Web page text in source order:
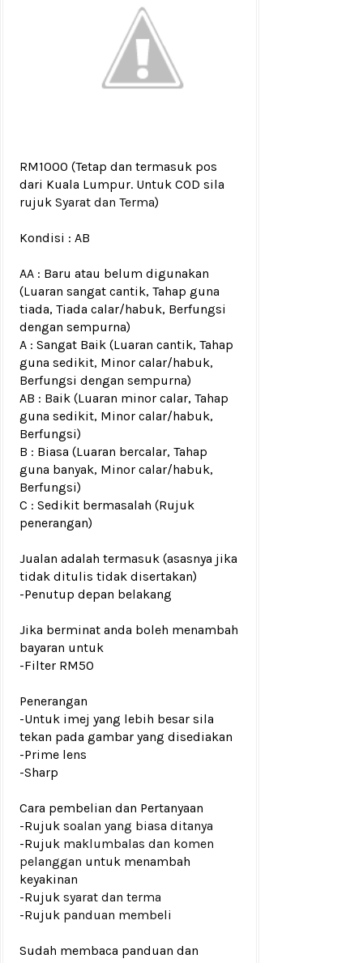
RM1000 (Tetap dan termasuk pos
dari Kuala Lumpur. Untuk COD sila
rujuk Syarat dan Terma)
Kondisi : AB
AA : Baru atau belum digunakan
(Luaran sangat cantik, Tahap guna
tiada, Tiada calar/habuk, Berfungsi
dengan sempurna)
A : Sangat Baik (Luaran cantik, Tahap
guna sedikit, Minor calar/habuk,
Berfungsi dengan sempurna)
AB : Baik (Luaran minor calar, Tahap
guna sedikit, Minor calar/habuk,
Berfungsi)
B : Biasa (Luaran bercalar, Tahap
guna banyak, Minor calar/habuk,
Berfungsi)
C : Sedikit bermasalah (Rujuk
penerangan)
Jualan adalah termasuk (asasnya jika
tidak ditulis tidak disertakan)
-Penutup depan belakang
Jika berminat anda boleh menambah
bayaran untuk
-Filter RM50
Penerangan
-Untuk imej yang lebih besar sila
tekan pada gambar yang disediakan
-Prime lens
-Sharp
Cara pembelian dan Pertanyaan
-Rujuk soalan yang biasa ditanya
-Rujuk maklumbalas dan komen
pelanggan untuk menambah
keyakinan
-Rujuk syarat dan terma
-Rujuk panduan membeli
Sudah membaca panduan dan